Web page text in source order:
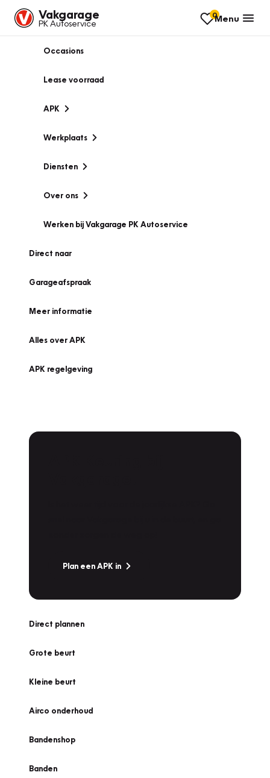
Vakgarage
PK Autoservice
0Menu
Occasions
Lease voorraad
APK
Werkplaats
Diensten
Over ons
Werken bij Vakgarage PK Autoservice
Direct naar
Garageafspraak
Meer informatie
Alles over APK
APK regelgeving
Plan een APK in
Direct plannen
Grote beurt
Kleine beurt
Airco onderhoud
Bandenshop
Banden